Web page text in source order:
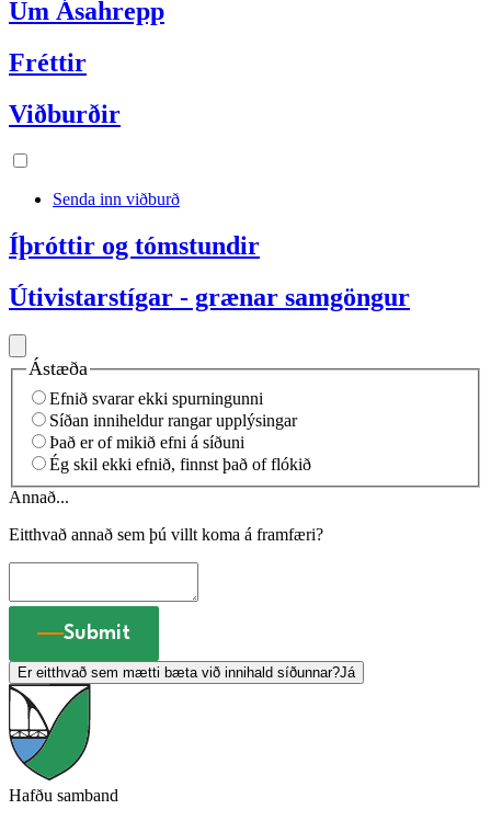
Um Ásahrepp
Fréttir
Viðburðir
Senda inn viðburð
Íþróttir og tómstundir
Útivistarstígar - grænar samgöngur
Ástæða
Efnið svarar ekki spurningunni
Síðan inniheldur rangar upplýsingar
Það er of mikið efni á síðuni
Ég skil ekki efnið, finnst það of flókið
Annað...
Eitthvað annað sem þú villt koma á framfæri?
Submit
Er eitthvað sem mætti bæta við innihald síðunnar?Já
Hafðu samband